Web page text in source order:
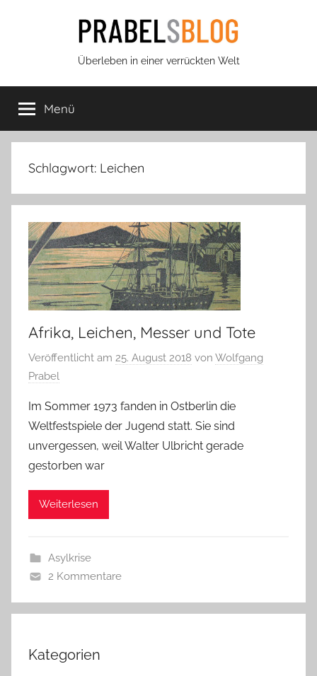
Prabels
Blog
Überleben in einer verrückten Welt
Menü
Schlagwort: Leichen
Afrika, Leichen, Messer und Tote
Veröffentlicht am 25. August 2018 von Wolfgang
Prabel
Im Sommer 1973 fanden in Ostberlin die
Weltfestspiele der Jugend statt. Sie sind
unvergessen, weil Walter Ulbricht gerade
gestorben war
Weiterlesen
Asylkrise
2 Kommentare
Kategorien